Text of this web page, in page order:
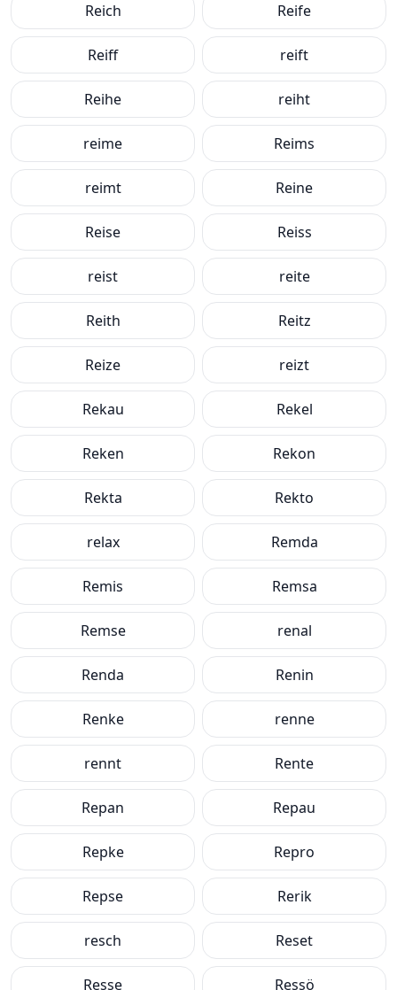
Reich Reife
Reiff reift
Reihe reiht
reime Reims
reimt Reine
Reise Reiss
reist reite
Reith Reitz
Reize reizt
Rekau Rekel
Reken Rekon
Rekta Rekto
relax Remda
Remis Remsa
Remse renal
Renda Renin
Renke renne
rennt Rente
Repan Repau
Repke Repro
Repse Rerik
resch Reset
Resse Ressö